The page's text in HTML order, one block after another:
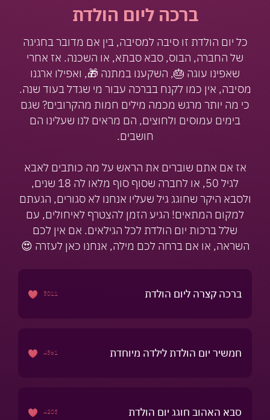
ברכה ליום הולדת
כל יום הולדת זו סיבה למסיבה, בין אם מדובר בחגיגה
של החברה, הבוס, סבא סבתא, או השכנה. אז אחרי
שאפינו עוגה 🎂, השקענו במתנה 🎁, ואפילו ארגנו
מסיבה, אין כמו לקנח בברכה עבור מי שגדל בעוד שנה.
כי מה יותר מרגש מכמה מילים חמות מהקרובים? שגם
בימים עמוסים ולחוצים, הם מראים לנו שעלינו הם
חושבים.
אז אם אתם שוברים את הראש על מה כותבים לאבא
לגיל 50, או לחברה שסוף סוף מלאו לה 18 שנים,
ולסבא היקר שחוגג גיל שעליו אנחנו לא סגורים, הגעתם
למקום המתאים! הגיע הזמן להצטרף לאיחולים, עם
שלל ברכות יום הולדת לכל הגילאים. אם אין לכם
השראה, או אם ברחה לכם מילה, אנחנו כאן לעזרה 😍
ברכה קצרה ליום הולדת 5011
חמשיר יום הולדת לילדה מיוחדת 4561
סבא האהוב חוגג יום הולדת 4205